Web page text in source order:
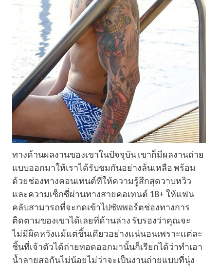
ทางด้านผลงานของเขาในปัจจุบัน เขาก็มีผลงานถ่าย
แบบออกมาให้เราได้รับชมกันอย่างล้นเหลือ พร้อม
ด้วยช่องทางคอนเทนต์ที่ให้ความรู้สึกสุดวาบหวิว
และความเซ็กซี่ผ่านทางสายคอเทนต์ 18+ ให้แฟน
คลับสามารถที่จะกดเข้าไปซัพพอร์ตช่องทางการ
ติดตามของเขาได้เลยที่ด้านล่าง รับรองว่าคุณจะ
ไม่มีผิดหวังแม้แต่ชิ้นเดียวอย่างแน่นอนเพราะแต่ละ
ชิ้นที่เจ้าตัวได้ถ่ายทอดออกมานั้นก็เรียกได้ว่าทำเอา
น้ำลายสอกันไม่น้อยไม่ว่าจะเป็นงานถ่ายแบบที่นุ่ง